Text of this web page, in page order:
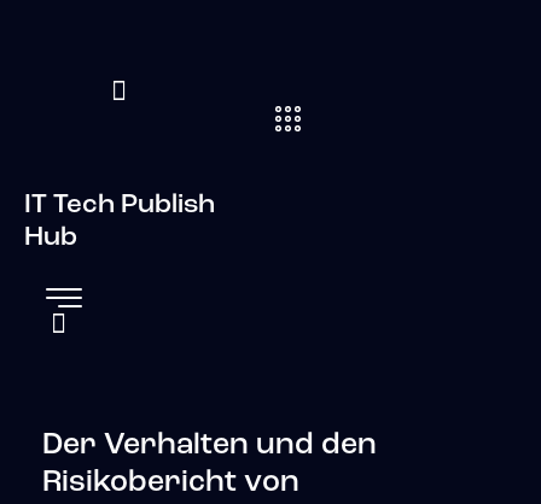
IT Tech Publish
Hub
Der Verhalten und den
Risikobericht von